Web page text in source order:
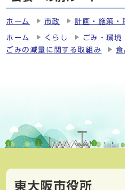
ホーム 市政 計画・施策・
ホーム くらし
ごみ・環境
ごみの減量に関する取組み
食
東大阪市役所